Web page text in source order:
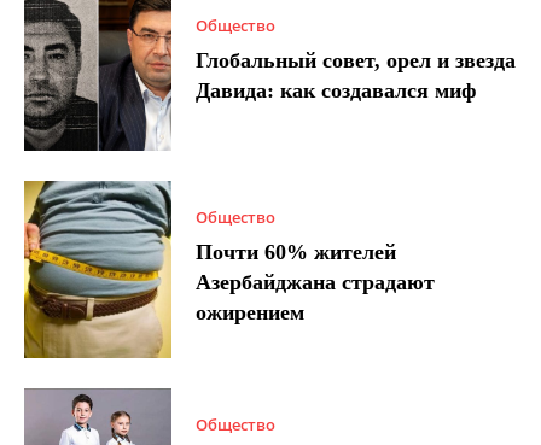
Общество
Глобальный совет, орел и звезда
Давида: как создавался миф
Общество
Почти 60% жителей
Азербайджана страдают
ожирением
Общество